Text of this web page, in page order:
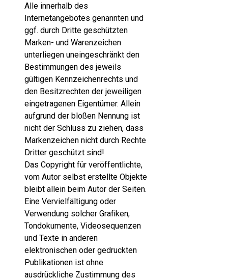
Alle innerhalb des
Internetangebotes genannten und
ggf. durch Dritte geschützten
Marken- und Warenzeichen
unterliegen uneingeschränkt den
Bestimmungen des jeweils
gültigen Kennzeichenrechts und
den Besitzrechten der jeweiligen
eingetragenen Eigentümer. Allein
aufgrund der bloßen Nennung ist
nicht der Schluss zu ziehen, dass
Markenzeichen nicht durch Rechte
Dritter geschützt sind!
Das Copyright für veröffentlichte,
vom Autor selbst erstellte Objekte
bleibt allein beim Autor der Seiten.
Eine Vervielfältigung oder
Verwendung solcher Grafiken,
Tondokumente, Videosequenzen
und Texte in anderen
elektronischen oder gedruckten
Publikationen ist ohne
ausdrückliche Zustimmung des